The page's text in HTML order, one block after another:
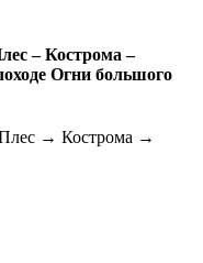
– Кострома –
Огни большого
→ Кострома →